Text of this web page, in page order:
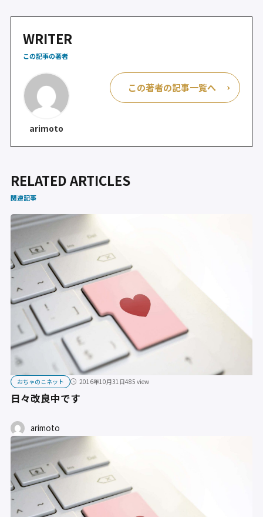
c
e
b
o
o
k
itt
er
e e
WRITER
この記事の著者
arimoto
この著者の記事一覧へ
RELATED ARTICLES
関連記事
おちゃのこネット 2016年10月31日485 view
日々改良中です
arimoto